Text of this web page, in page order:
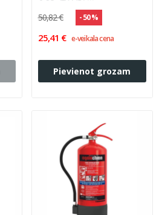
''OGNIOCHRON'' 8A 55B
40F
50,82 € - 50 %
25,41 € e-veikala cena
Pievienot grozam